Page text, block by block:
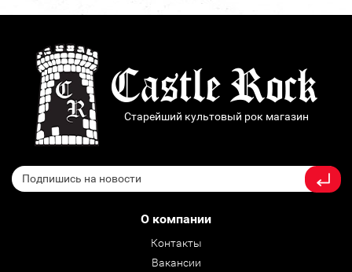
Старейший культовый рок магазин
О компании
Контакты
Вакансии